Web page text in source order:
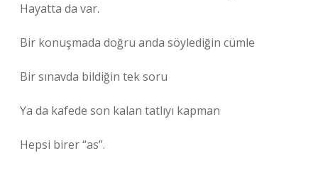
Hayatta da var.
Bir konuşmada doğru anda söylediğin cümle
Bir sınavda bildiğin tek soru
Ya da kafede son kalan tatlıyı kapman
Hepsi birer “as”.